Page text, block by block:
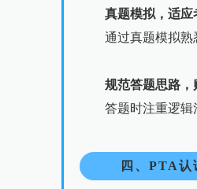
真题模拟，适应
通过真题模拟熟
规范答题思路
答题时注重逻辑
四、PTA认